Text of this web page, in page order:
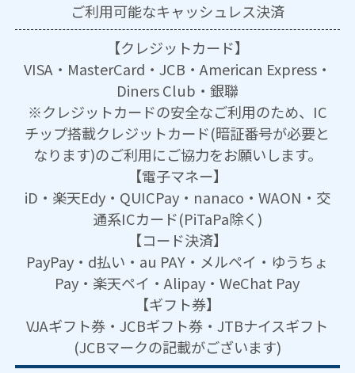
ご利用可能なキャッシュレス決済
【クレジットカード】
VISA・MasterCard・JCB・American Express・
Diners Club・銀聯
※クレジットカードの安全なご利用のため、IC
チップ搭載クレジットカード(暗証番号が必要と
なります)のご利用にご協力をお願いします。
【電子マネー】
iD・楽天Edy・QUICPay・nanaco・WAON・交
通系ICカード(PiTaPa除く)
【コード決済】
PayPay・d払い・au PAY・メルペイ・ゆうちょ
Pay・楽天ペイ・Alipay・WeChat Pay
【ギフト券】
VJAギフト券・JCBギフト券・JTBナイスギフト
(JCBマークの記載がございます)